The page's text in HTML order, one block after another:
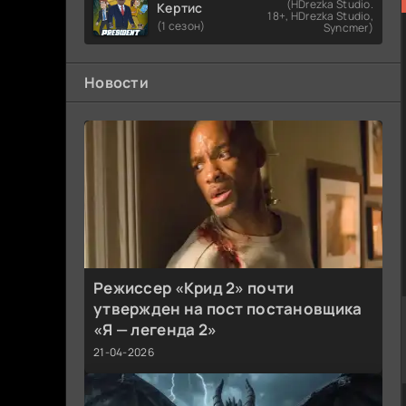
Кертис
(1 сезон)
(HDrezka Studio.
18+, HDrezka Studio,
Syncmer)
Новости
Режиссер «Крид 2» почти
утвержден на пост постановщика
«Я — легенда 2»
21-04-2026